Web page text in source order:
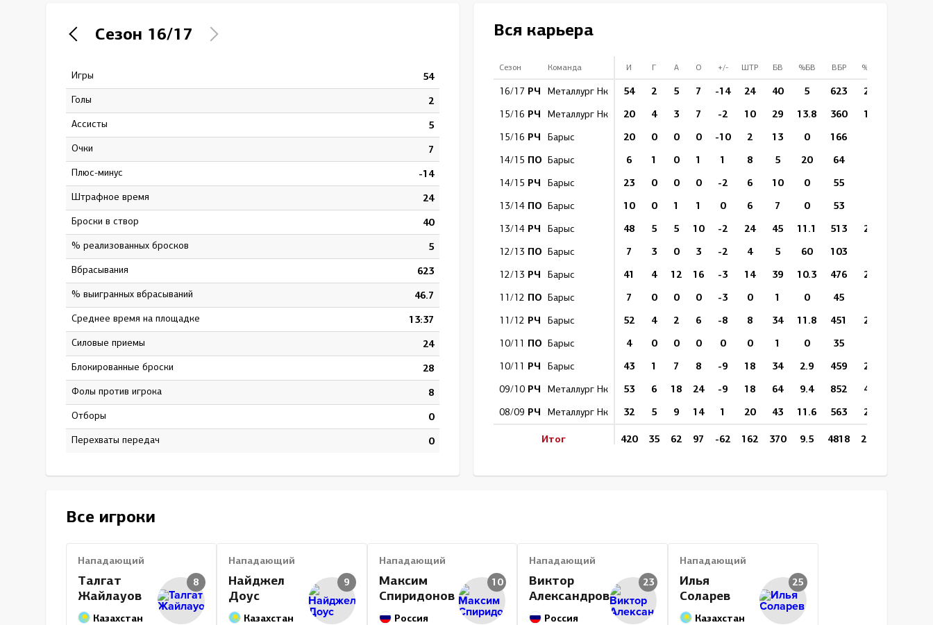
Северсталь
Сезон 16/17
Игры 54
Голы 2
Ассисты 5
Очки 7
Плюс-минус -14
штрафное время 24
Броски в створ 40
% реализованных бросков 5
Вбрасывания 623
% выигранных вбрасываний 46.7
Среднее время на площадке 13:37
Силовые приемы 24
Блокированные броски 28
Фолы против игрока 8
Отборы 0
Перехваты передач 0
Вся карьера
Сезон Команда И Г А О +/- ШТР БВ %БВ ВБР %ВБР
16/17 РЧ Металлург Нк 54 2 5 7 -14 24 40 5 623 291
15/16 РЧ Металлург Нк 20 4 3 7 -2 10 29 13.8 360 161
15/16 РЧ Барыс 20 0 0 0 -10 2 13 0 166
14/15 ПО Барыс 6 1 0 1 1 8 5 20 64
14/15 РЧ Барыс 23 0 0 0 -2 6 10 0 55
13/14 ПО Барыс 10 0 1 1 0 6 7 0 53
13/14 РЧ Барыс 48 5 5 10 -2 24 45 11.1 513 232
12/13 ПО Барыс 7 3 0 3 -2 4 5 60 103
12/13 РЧ Барыс 41 4 12 16 -3 14 39 10.3 476 231
11/12 ПО Барыс 7 0 0 0 -3 0 1 0 45
11/12 РЧ Барыс 52 4 2 6 -8 8 34 11.8 451 231
10/11 ПО Барыс 4 0 0 0 0 0 1 0 35
10/11 РЧ Барыс 43 1 7 8 -9 18 34 2.9 459 217
09/10 РЧ Металлург Нк 53 6 18 24 -9 18 64 9.4 852 419
08/09 РЧ Металлург Нк 32 5 9 14 1 20 43 11.6 563 237
Итог 420 35 62 97 -62 162 370 9.5 4818 2263
Все игроки
Нападающий
Талгат
Жайлауов
Казахстан
8
Нападающий
Найджел
Доус
Казахстан
9
Нападающий
Максим
Спиридонов
Россия
10
Нападающий
Виктор
Александров
Россия
23
Нападающий
Илья
Соларев
Казахстан
25